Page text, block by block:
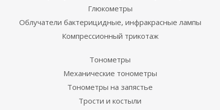
Глюкометры
Облучатели бактерицидные, инфракрасные лампы
Компрессионный трикотаж
Тонометры
Механические тонометры
Тонометры на запястье
Трости и костыли